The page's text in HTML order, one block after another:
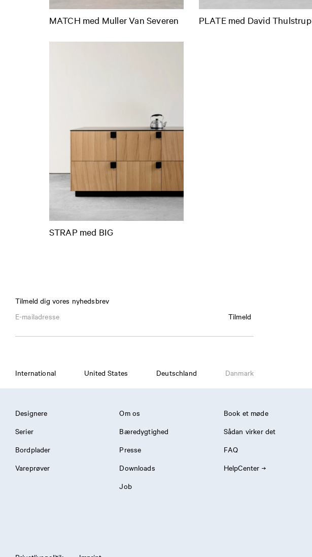
MATCH med Muller Van Severen PLATE med David Thulstrup
STRAP med BIG
Tilmeld dig vores nyhedsbrev
Tilmeld
International United States Deutschland Danmark
Designere
Serier
Bordplader
Vareprøver
Om os
Bæredygtighed
Presse
Downloads
Job
Book et møde
Sådan virker det
FAQ
HelpCenter